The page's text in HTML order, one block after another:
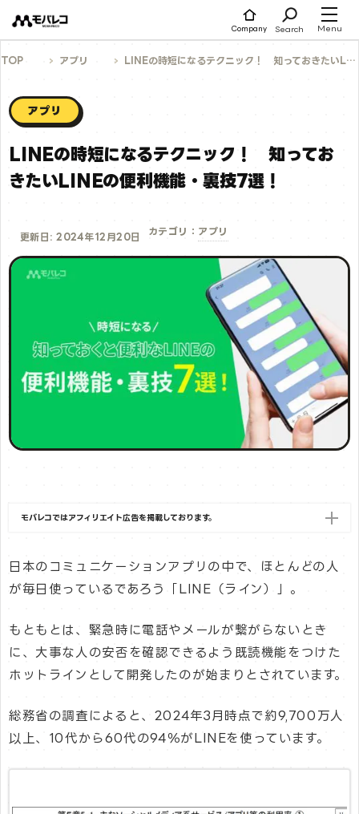
ツ
ス
Company Search Menu
TOP アプリ LINEの時短になるテクニック！ 知っておきたいLINEの便利機能・裏技7選！
アプリ
LINEの時短になるテクニック！ 知ってお
きたいLINEの便利機能・裏技7選！
更新日: 2024年12月20日
カテゴリ： アプリ
モバレコではアフィリエイト広告を掲載しております。
日本のコミュニケーションアプリの中で、ほとんどの人
が毎日使っているであろう「LINE（ライン）」。
もともとは、緊急時に電話やメールが繋がらないとき
に、大事な人の安否を確認できるよう既読機能をつけた
ホットラインとして開発したのが始まりとされています。
総務省の調査によると、2024年3月時点で約9,700万人
以上、10代から60代の94％がLINEを使っています。